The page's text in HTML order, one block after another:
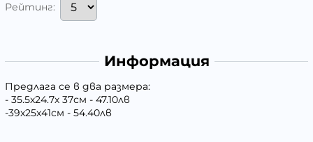
Рейтинг:
Информация
Предлага се в два размера:
- 35.5х24.7х 37см - 47.10лв
-39х25х41см - 54.40лв